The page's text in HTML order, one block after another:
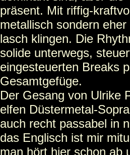
präsent. Mit riffig-
metallisch sondern
lasch klingen. Die
solide unterwegs,
eingesteuerten Breaks
Gesamtgefüge.
Der Gesang von Ulrike
elfen Düstermetal-
auch recht passabel in
das Englisch ist mir
man hört hier schon ab